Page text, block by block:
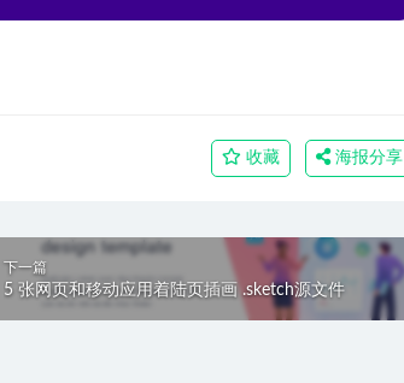
收藏 海报分享
下一篇
5 张网页和移动应用着陆页插画 .sketch源文件